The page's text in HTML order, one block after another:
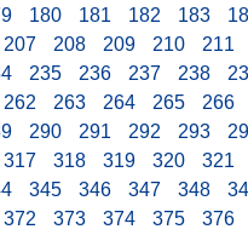
180 181 182 183
207 208 209 210 211
235 236 237 238
262 263 264 265 266
290 291 292 293
317 318 319 320 321
345 346 347 348
372 373 374 375 376